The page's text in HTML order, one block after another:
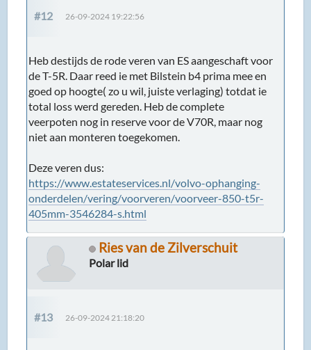
#12 26-09-2024 19:22:56
Heb destijds de rode veren van ES aangeschaft voor
de T-5R. Daar reed ie met Bilstein b4 prima mee en
goed op hoogte( zo u wil, juiste verlaging) totdat ie
total loss werd gereden. Heb de complete
veerpoten nog in reserve voor de V70R, maar nog
niet aan monteren toegekomen.
Deze veren dus:
https://www.estateservices.nl/volvo-ophanging-
onderdelen/vering/voorveren/voorveer-850-t5r-
405mm-3546284-s.html
Ries van de Zilverschuit
Polar lid
#13 26-09-2024 21:18:20